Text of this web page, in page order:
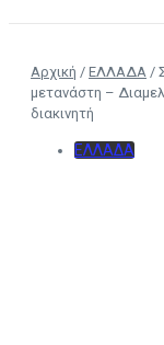
Αρχική / ΕΛΛΑΔΑ /
μετανάστη –
διακινητή
ΕΛΛΑΔΑ